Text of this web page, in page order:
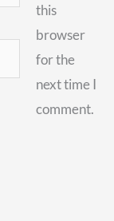
this
browser
for the
next time I
comment.